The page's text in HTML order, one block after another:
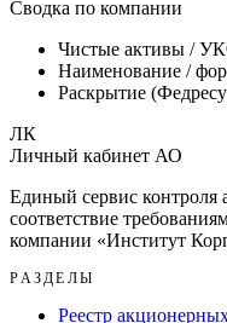
Сводка по компании
Чистые активы / УК
Наименование /
Раскрытие
ЛК
Личный кабинет АО
Единый сервис контроля
соответствие
компании «Институт
РАЗДЕЛЫ
Реестр